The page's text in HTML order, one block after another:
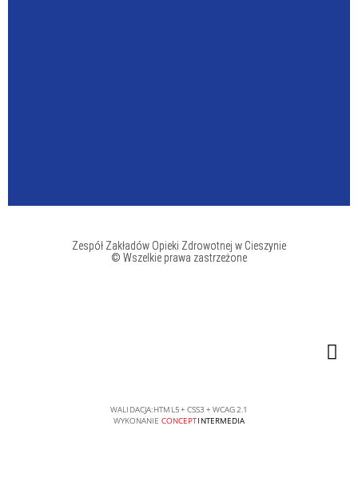
Zespół Zakładów Opieki Zdrowotnej w Cieszynie
© Wszelkie prawa zastrzeżone
WALIDACJA:HTML5+CSS3 +WCAG 2.1
WYKONANIE CONCEPTINTERMEDIA